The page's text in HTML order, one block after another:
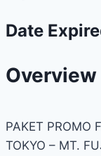
Date
Overview
PAKET PROMO
TOKYO – MT.